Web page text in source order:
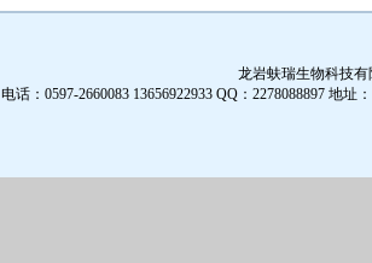
龙岩蚨瑞生物科技
电话：0597-2660083 13656922933 QQ：2278088897 地